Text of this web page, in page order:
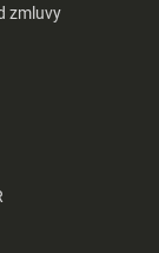
zmluvy